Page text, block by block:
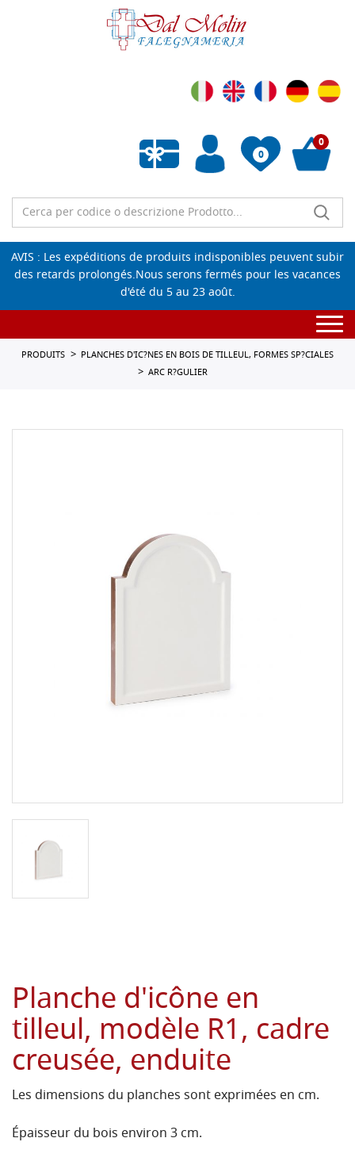
0
Liste de souhaits vide
0
AVIS : Les expéditions de produits indisponibles peuvent subir
des retards prolongés.Nous serons fermés pour les vacances
d'été du 5 au 23 août.
PRODUITS
PLANCHES D'IC?NES EN BOIS DE TILLEUL, FORMES SP?CIALES
ARC R?GULIER
Planche d'icône en
tilleul, modèle R1, cadre
creusée, enduite
Les dimensions du planches sont exprimées en cm.
Épaisseur du bois environ 3 cm.